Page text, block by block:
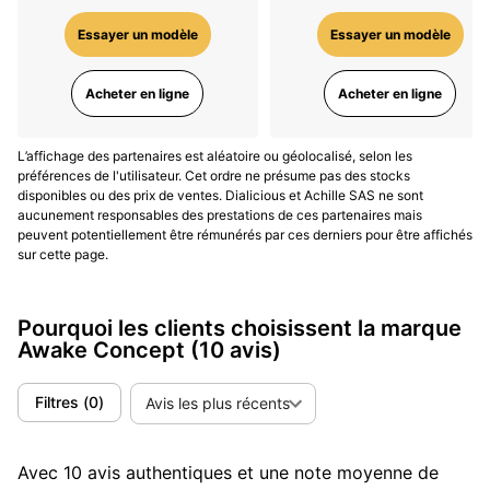
fabriquées à partir de matériaux recyclés, avec des
designs modernes et élégants adaptés à un usage
quotidien.
Awake Time Travelers
: Lancée en 2023, cette
météorite naturelle, offrant une connexion unique avec
l'univers et rappelant l'engagement d'Awake envers
l'innovation et l'exploration.
Awake Sòn Mài
d'art, avec une proposition de valeur accessible au
plus grand nombre.
Collaborations et Projets Spéciaux
prestigieux, notamment en réalisant lamontre
Essayer un modèle
Acheter en ligne
Essayer un modèle
Acheter en ligne
L’affichage des partenaires est aléatoire ou géolocalisé, selon les
préférences de l'utilisateur. Cet ordre ne présume pas des stocks
disponibles ou des prix de ventes. Dialicious et Achille SAS ne sont
aucunement responsables des prestations de ces partenaires mais
peuvent potentiellement être rémunérés par ces derniers pour être affichés
sur cette page.
Pourquoi les clients choisissent la marque
Awake Concept (10 avis)
Filtres (0) Avis les plus récents
Avec 10 avis authentiques et une note moyenne de